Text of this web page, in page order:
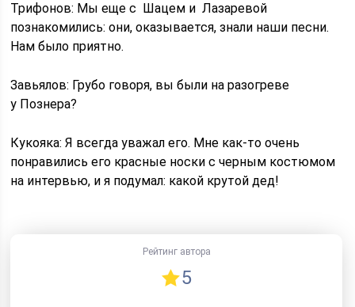
Трифонов: Мы еще с Шацем и Лазаревой
познакомились: они, оказывается, знали наши песни.
Нам было приятно.
Завьялов: Грубо говоря, вы были на разогреве
у Познера?
Кукояка: Я всегда уважал его. Мне как‑то очень
понравились его красные носки с черным костюмом
на интервью, и я подумал: какой крутой дед!
Рейтинг автора
5